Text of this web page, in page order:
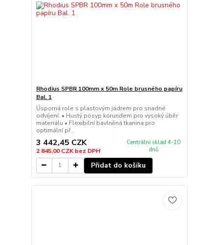
Rhodius SPBR 100mm x 50m Role brusného papíru
Bal. 1
Úsporná role s plastovým jádrem pro snadné
odvíjení. • Hustý posyp korundem pro vysoký úběr
materiálu • Flexibilní bavlněná tkanina pro
optimální př...
3 442,45 CZK
2 845,00 CZKbez DPH
Centrální sklad 4-10
dnů
Přidat do košíku